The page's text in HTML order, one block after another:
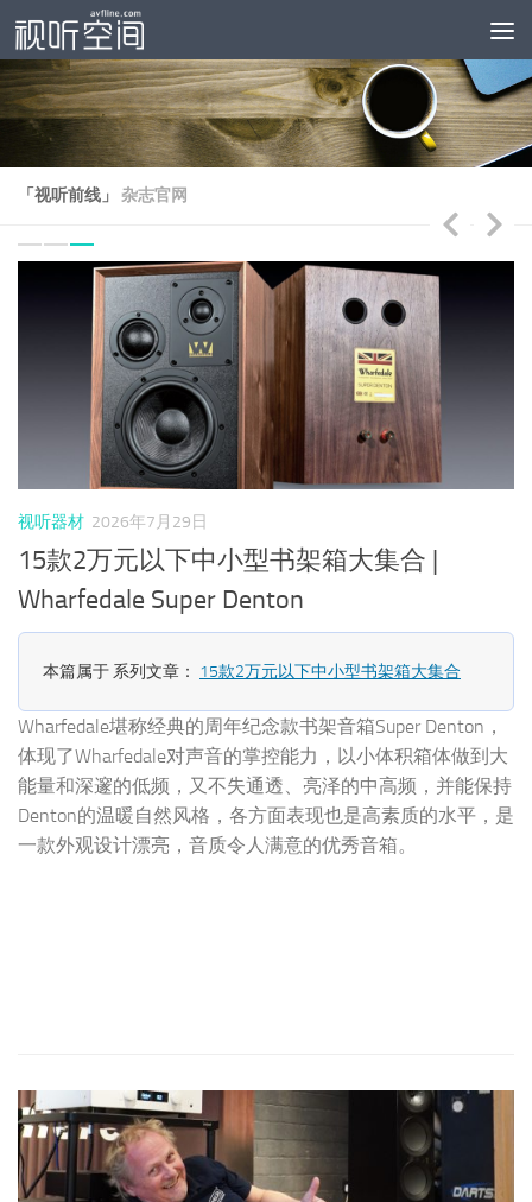
跳至内容
「视听前线」 杂志官网
视听器材 2026年7月29日
15款2万元以下中小型书架箱大集合 |
Wharfedale Super Denton
本篇属于 系列文章： 15款2万元以下中小型书架箱大集合
Wharfedale堪称经典的周年纪念款书架音箱Super Denton，
体现了Wharfedale对声音的掌控能力，以小体积箱体做到大
能量和深邃的低频，又不失通透、亮泽的中高频，并能保持
Denton的温暖自然风格，各方面表现也是高素质的水平，是
一款外观设计漂亮，音质令人满意的优秀音箱。